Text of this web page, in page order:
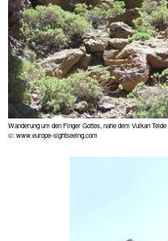
Wanderung um den Finger Gottes, nahe dem Vulkan Teide
©: www.europe-sightseeing.com